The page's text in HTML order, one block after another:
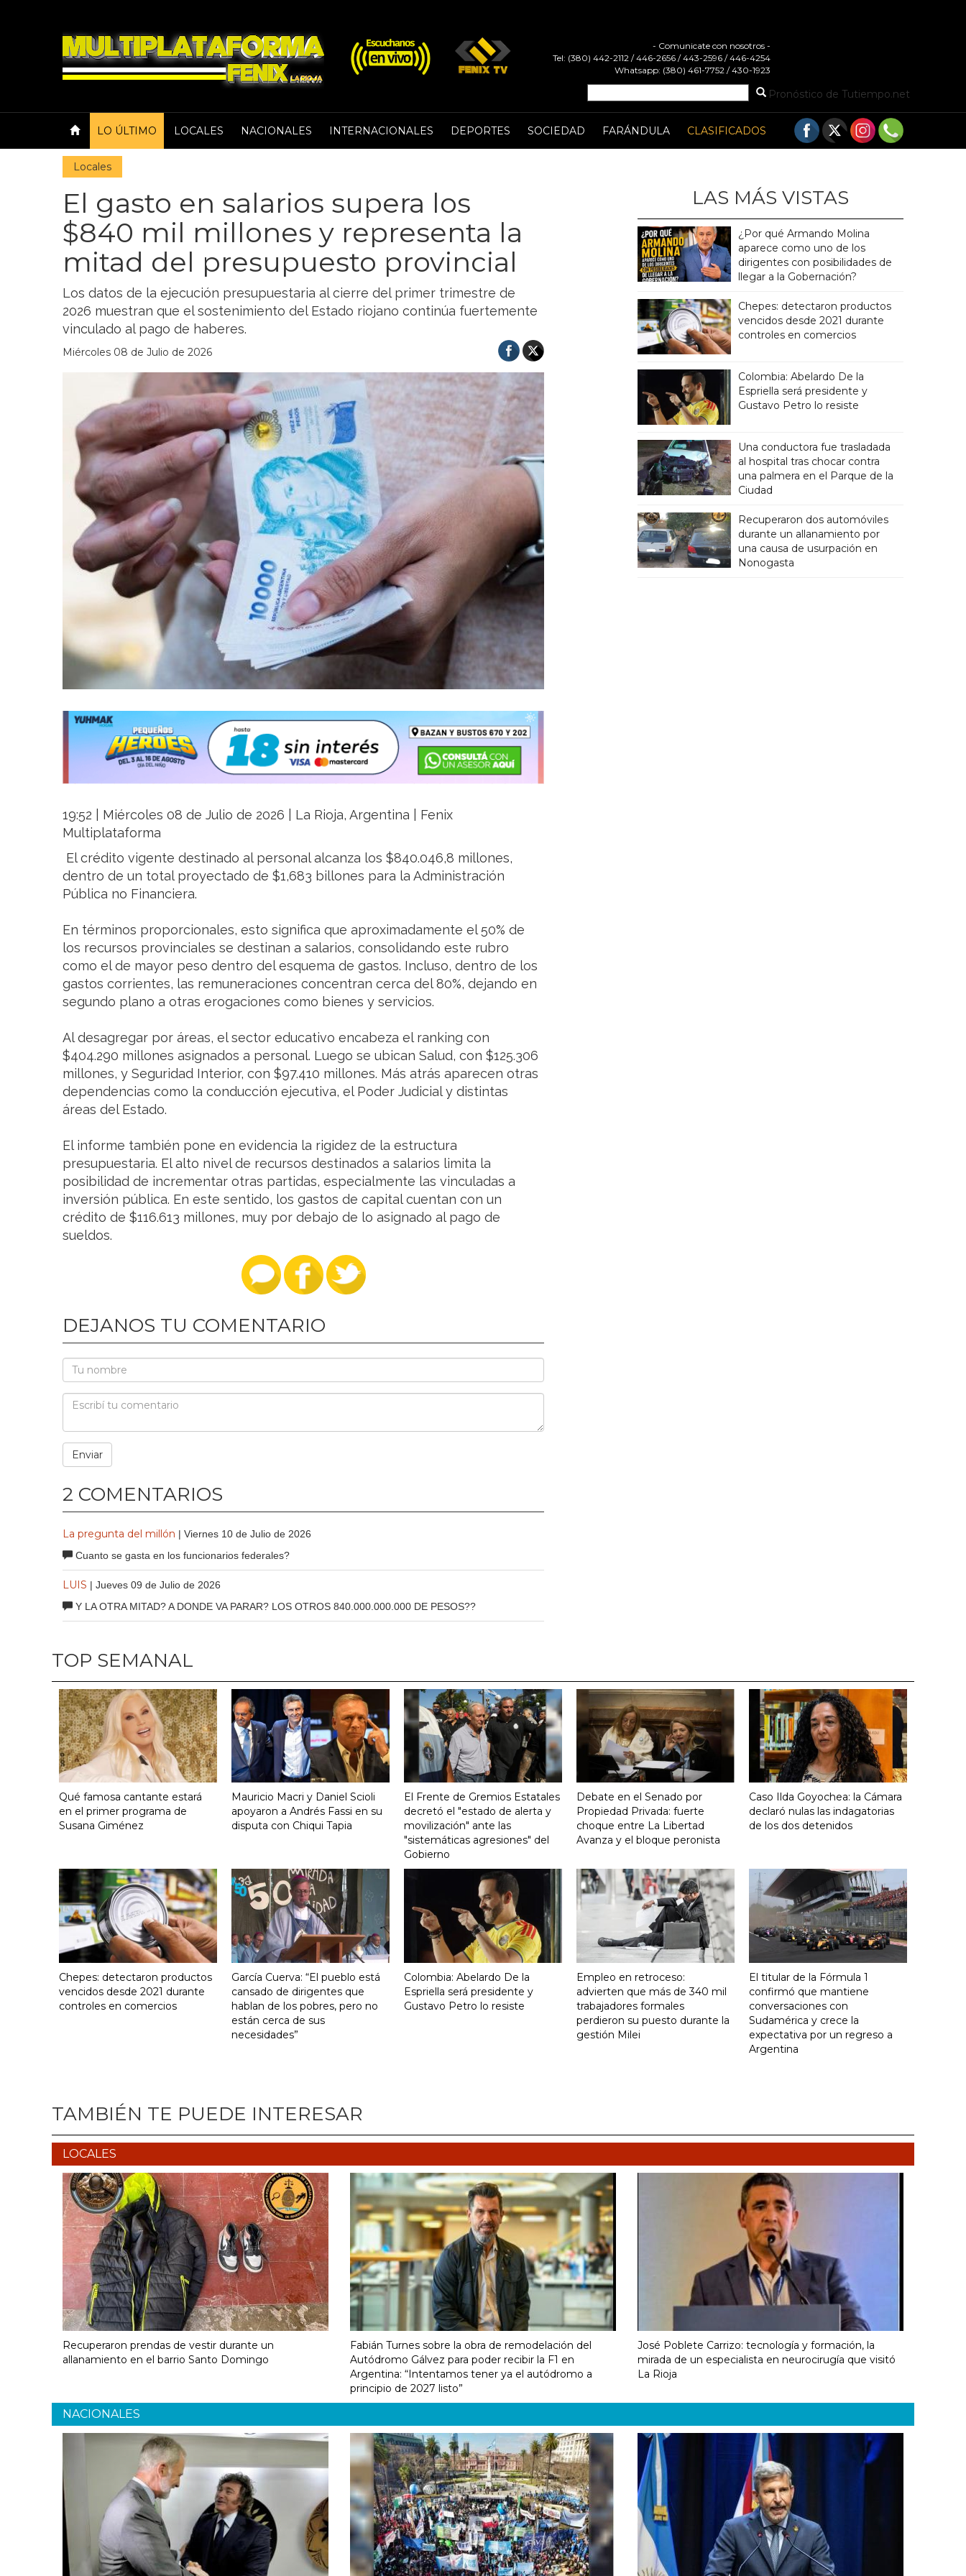
- Comunicate con nosotros -
Tel: (380) 442-2112 / 446-2656 / 443-2596 / 446-4254
Whatsapp: (380) 461-7752 / 430-1923
Pronóstico de Tutiempo.net
LO ÚLTIMO LOCALES NACIONALES INTERNACIONALES DEPORTES SOCIEDAD FARÁNDULA CLASIFICADOS
Locales
El gasto en salarios supera los
$840 mil millones y representa la
mitad del presupuesto provincial
Los datos de la ejecución presupuestaria al cierre del primer trimestre de
2026 muestran que el sostenimiento del Estado riojano continúa fuertemente
vinculado al pago de haberes.
Miércoles 08 de Julio de 2026
19:52 | Miércoles 08 de Julio de 2026 | La Rioja, Argentina | Fenix
Multiplataforma
El crédito vigente destinado al personal alcanza los $840.046,8 millones,
dentro de un total proyectado de $1,683 billones para la Administración
Pública no Financiera.
En términos proporcionales, esto significa que aproximadamente el 50% de
los recursos provinciales se destinan a salarios, consolidando este rubro
como el de mayor peso dentro del esquema de gastos. Incluso, dentro de los
gastos corrientes, las remuneraciones concentran cerca del 80%, dejando en
segundo plano a otras erogaciones como bienes y servicios.
Al desagregar por áreas, el sector educativo encabeza el ranking con
$404.290 millones asignados a personal. Luego se ubican Salud, con $125.306
millones, y Seguridad Interior, con $97.410 millones. Más atrás aparecen otras
dependencias como la conducción ejecutiva, el Poder Judicial y distintas
áreas del Estado.
El informe también pone en evidencia la rigidez de la estructura
presupuestaria. El alto nivel de recursos destinados a salarios limita la
posibilidad de incrementar otras partidas, especialmente las vinculadas a
inversión pública. En este sentido, los gastos de capital cuentan con un
crédito de $116.613 millones, muy por debajo de lo asignado al pago de
sueldos.
DEJANOS TU COMENTARIO
2 COMENTARIOS
La pregunta del millón | Viernes 10 de Julio de 2026
Cuanto se gasta en los funcionarios federales?
LUIS | Jueves 09 de Julio de 2026
Y LA OTRA MITAD? A DONDE VA PARAR? LOS OTROS 840.000.000.000 DE PESOS??
LAS MÁS VISTAS
¿Por qué Armando Molina
aparece como uno de los
dirigentes con posibilidades de
llegar a la Gobernación?
Chepes: detectaron productos
vencidos desde 2021 durante
controles en comercios
Colombia: Abelardo De la
Espriella será presidente y
Gustavo Petro lo resiste
Una conductora fue trasladada
al hospital tras chocar contra
una palmera en el Parque de la
Ciudad
Recuperaron dos automóviles
durante un allanamiento por
una causa de usurpación en
Nonogasta
TOP SEMANAL
Qué famosa cantante estará
en el primer programa de
Susana Giménez
Mauricio Macri y Daniel Scioli
apoyaron a Andrés Fassi en su
disputa con Chiqui Tapia
El Frente de Gremios Estatales
decretó el "estado de alerta y
movilización" ante las
"sistemáticas agresiones" del
Gobierno
Debate en el Senado por
Propiedad Privada: fuerte
choque entre La Libertad
Avanza y el bloque peronista
Caso Ilda Goyochea: la Cámara
declaró nulas las indagatorias
de los dos detenidos
Chepes: detectaron productos
vencidos desde 2021 durante
controles en comercios
García Cuerva: “El pueblo está
cansado de dirigentes que
hablan de los pobres, pero no
están cerca de sus
necesidades”
Colombia: Abelardo De la
Espriella será presidente y
Gustavo Petro lo resiste
Empleo en retroceso:
advierten que más de 340 mil
trabajadores formales
perdieron su puesto durante la
gestión Milei
El titular de la Fórmula 1
confirmó que mantiene
conversaciones con
Sudamérica y crece la
expectativa por un regreso a
Argentina
TAMBIÉN TE PUEDE INTERESAR
LOCALES
Recuperaron prendas de vestir durante un
allanamiento en el barrio Santo Domingo
Fabián Turnes sobre la obra de remodelación del
Autódromo Gálvez para poder recibir la F1 en
Argentina: “Intentamos tener ya el autódromo a
principio de 2027 listo”
José Poblete Carrizo: tecnología y formación, la
mirada de un especialista en neurocirugía que visitó
La Rioja
NACIONALES